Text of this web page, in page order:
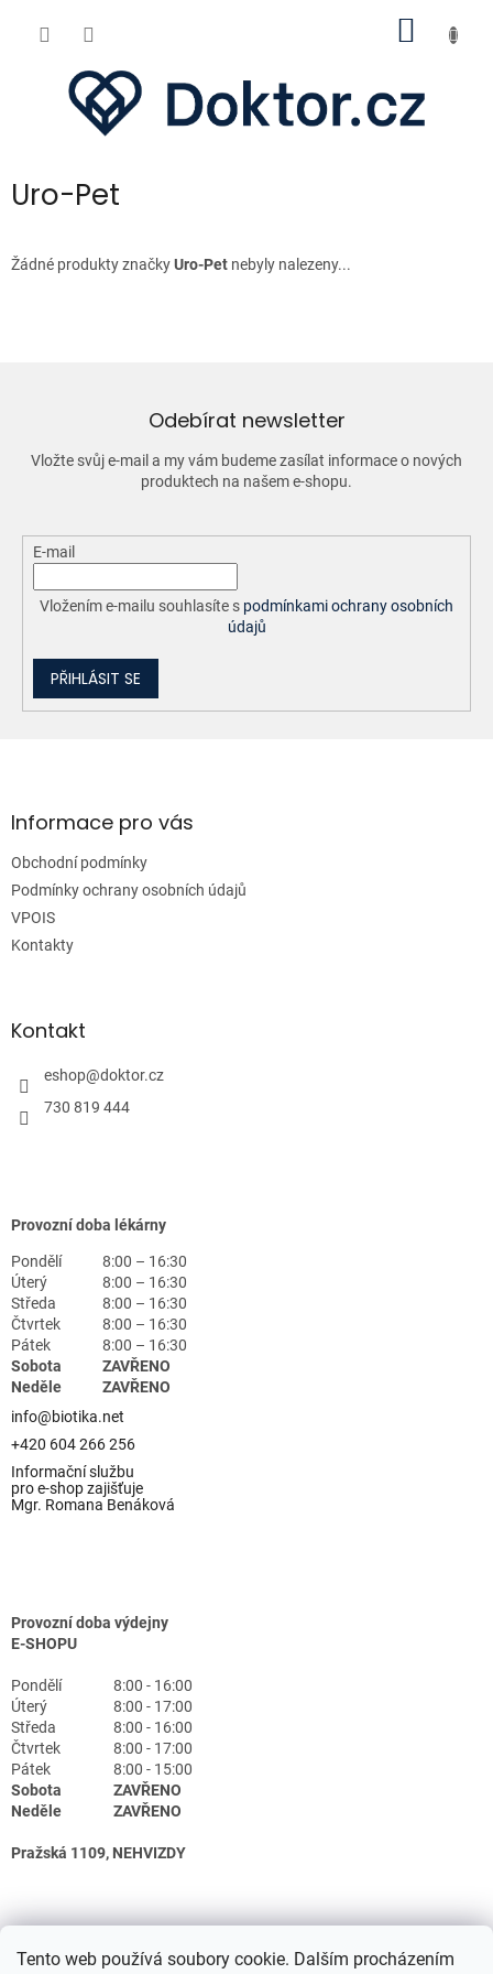
Tento web používá soubory cookie. Dalším procházením
Uro-Pet
Žádné produkty značkyUro-Pet nebyly nalezeny...
Odebírat newsletter
Vložte svůj e-mail a my vám budeme zasílat informace o nových
produktech na našem e-shopu.
E-mail
Vložením e-mailu souhlasíte s podmínkami ochrany osobních
údajů
PŘIHLÁSIT SE
aInformace pro vás
Obchodní podmínky
Podmínky ochrany osobních údajů
VPOIS
Kontakty
Kontakt
eshop@doktor.cz
730 819 444
Provozní doba lékárny
Pondělí
8:00 – 16:30
Úterý
8:00 – 16:30
Středa
8:00 – 16:30
Čtvrtek
8:00 – 16:30
Pátek
8:00 – 16:30
Sobota
ZAVŘENO
Neděle
ZAVŘENO
info@biotika.net
+420 604 266 256
Informační službu
pro e-shop zajišťuje
Mgr. Romana Benáková
Provozní doba výdejny
E-SHOPU
Pondělí
8:00 - 16:00
Úterý
8:00 - 17:00
Středa
8:00 - 16:00
Čtvrtek
8:00 - 17:00
Pátek
8:00 - 15:00
Sobota
ZAVŘENO
Neděle
ZAVŘENO
Pražská 1109, NEHVIZDY